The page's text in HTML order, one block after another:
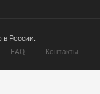
России.
FAQ Контакты